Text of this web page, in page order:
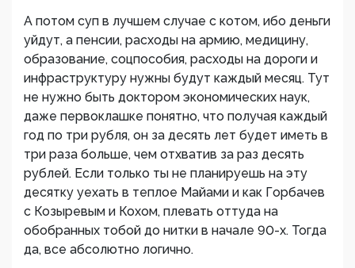
А потом суп в лучшем случае с котом, ибо деньги
уйдут, а пенсии, расходы на армию, медицину,
образование, соцпособия, расходы на дороги и
инфраструктуру нужны будут каждый месяц. Тут
не нужно быть доктором экономических наук,
даже первоклашке понятно, что получая каждый
год по три рубля, он за десять лет будет иметь в
три раза больше, чем отхватив за раз десять
рублей. Если только ты не планируешь на эту
десятку уехать в теплое Майами и как Горбачев
с Козыревым и Кохом, плевать оттуда на
обобранных тобой до нитки в начале 90-х. Тогда
да, все абсолютно логично.